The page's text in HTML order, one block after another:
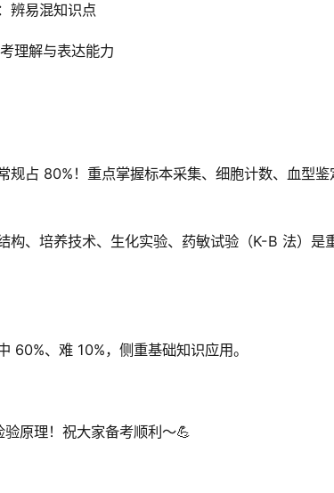
辨易混知识点
理解与表达能力
规占 80%！重点掌握标本采集、细胞计数、血型
构、培养技术、生化实验、药敏试验（K-B 法）是
60%、难 10%，侧重基础知识应用。
原理！祝大家备考顺利～💪